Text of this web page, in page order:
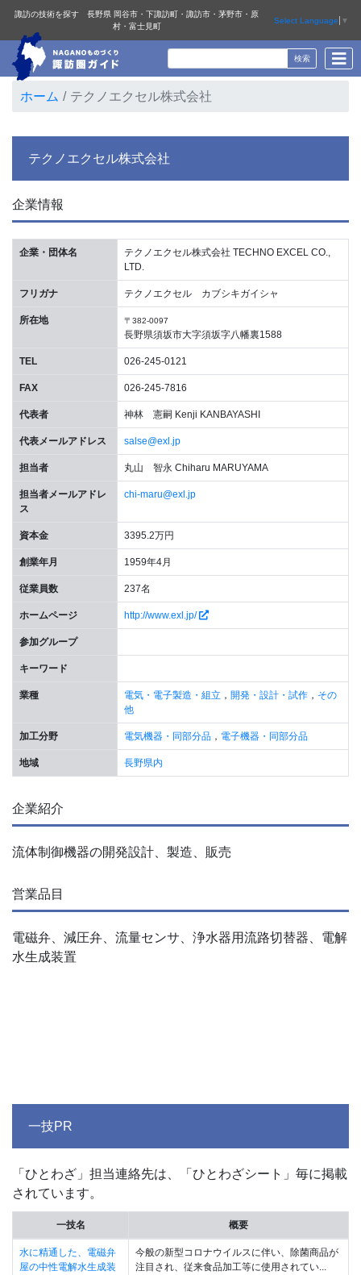
諏訪の技術を探す 長野県 岡谷市・下諏訪町・諏訪市・茅野市・原
村・富士見町
Select Language ▼
ホーム テクノエクセル株式会社
テクノエクセル株式会社
企業情報
企業・団体名
テクノエクセル株式会社 TECHNO EXCEL CO.,
LTD.
フリガナ テクノエクセル カブシキガイシャ
所在地 〒382-0097
長野県須坂市大字須坂字八幡裏1588
TEL 026-245-0121
FAX 026-245-7816
代表者 神林 憲嗣 Kenji KANBAYASHI
代表メールアドレス salse@exl.jp
担当者 丸山 智永 Chiharu MARUYAMA
担当者メールアドレ
ス
chi-maru@exl.jp
資本金 3395.2万円
創業年月 1959年4月
従業員数 237名
ホームページ http://www.exl.jp/
参加グループ
キーワード
業種 電気・電子製造・組立 ， 開発・設計・試作， その
他
加工分野 電気機器・同部分品， 電子機器・同部分品
地域 長野県内
企業紹介
流体制御機器の開発設計、製造、販売
営業品目
電磁弁、減圧弁、流量センサ、浄水器用流路切替器、電解
水生成装置
一技PR
「ひとわざ」担当連絡先は、「ひとわざシート」毎に掲載
されています。
一技名 概要
水に精通した、電磁弁
屋の中性電解水生成装
今般の新型コロナウイルスに伴い、除菌商品が
注目され、従来食品加工等に使用されてい...